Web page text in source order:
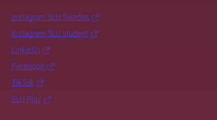
Instagram SLU.Sweden
Instagram SLU.student
LinkedIn
Facebook
TikTok
SLU Play